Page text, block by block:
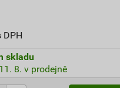
DPH
skladu
8. v prodejně